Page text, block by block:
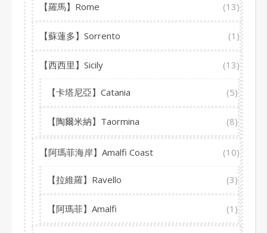
【羅馬】Rome (13)
【蘇蓮多】Sorrento (1)
【西西里】Sicily (13)
【卡塔尼亞】Catania (5)
【陶爾米納】Taormina (8)
【阿瑪菲海岸】Amalfi Coast (10)
【拉維羅】Ravello (3)
【阿瑪菲】Amalfi (1)